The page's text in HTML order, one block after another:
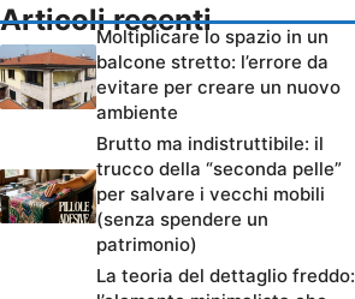
Articoli recenti
Moltiplicare lo spazio in un
balcone stretto: l’errore da
evitare per creare un nuovo
ambiente
Brutto ma indistruttibile: il
trucco della “seconda pelle”
per salvare i vecchi mobili
(senza spendere un
patrimonio)
La teoria del dettaglio freddo: